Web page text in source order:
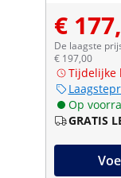
€
De laagste
€ 197,00
Tijdelijke
Op
GRATIS